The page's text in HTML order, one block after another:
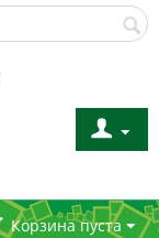
Корзина пуста